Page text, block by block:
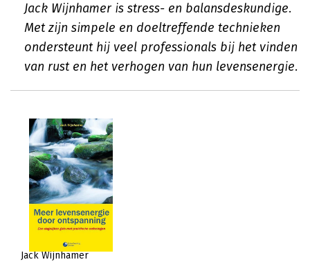
Jack Wijnhamer is stress- en balansdeskundige.
Met zijn simpele en doeltreffende technieken
ondersteunt hij veel professionals bij het vinden
van rust en het verhogen van hun levensenergie.
Jack Wijnhamer